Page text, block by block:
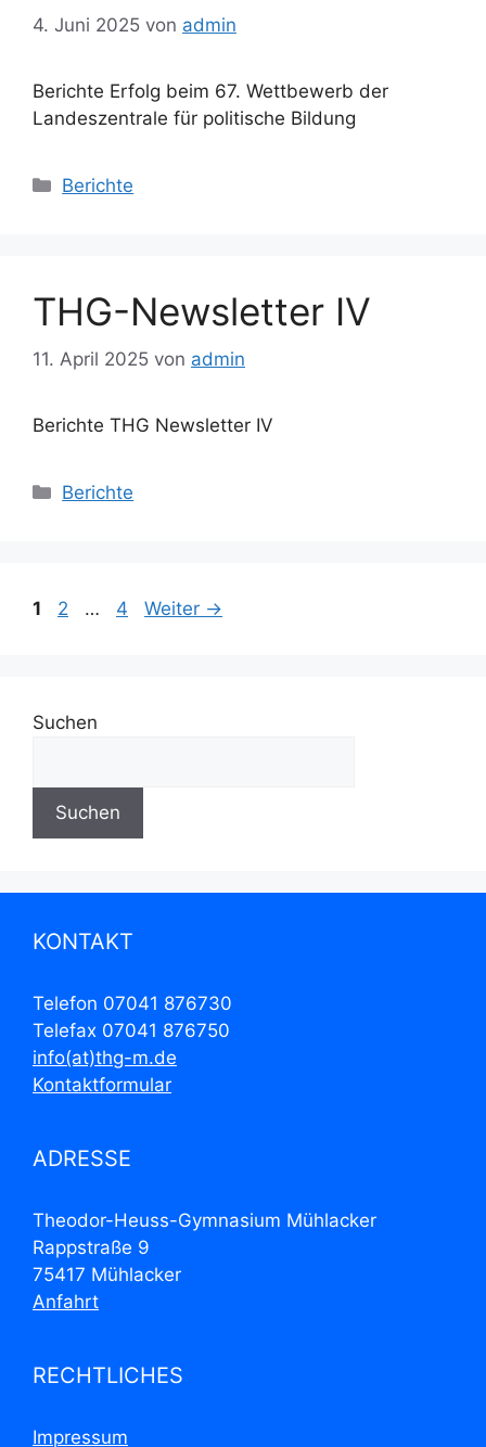
4. Juni 2025 von admin
Berichte Erfolg beim 67. Wettbewerb der
Landeszentrale für politische Bildung
Kategorien
Berichte
THG-Newsletter IV
11. April 2025 von admin
Berichte THG Newsletter IV
Kategorien
Berichte
Seite
1 Seite
2 … Seite
4 Weiter →
Suchen
Suchen
KONTAKT
Telefon 07041 876730
Telefax 07041 876750
info(at)thg-m.de
Kontaktformular
ADRESSE
Theodor-Heuss-Gymnasium Mühlacker
Rappstraße 9
75417 Mühlacker
Anfahrt
RECHTLICHES
Impressum